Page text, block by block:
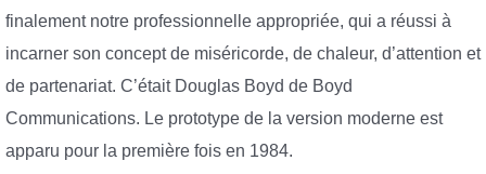
finalement notre professionnelle appropriée, qui a réussi à
incarner son concept de miséricorde, de chaleur, d’attention et
de partenariat. C’était Douglas Boyd de Boyd
Communications. Le prototype de la version moderne est
apparu pour la première fois en 1984.